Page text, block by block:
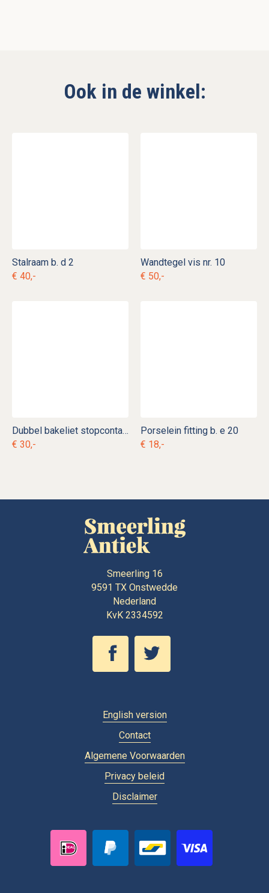
Ook in de winkel:
Stalraam b. d 2
€ 40,-
Wandtegel vis nr. 10
€ 50,-
Dubbel bakeliet stopcontact b. e 2
€ 30,-
Porselein fitting b. e 20
€ 18,-
Smeerling 16
9591 TX Onstwedde
Nederland
KvK 2334592
English version
Contact
Algemene Voorwaarden
Privacy beleid
Disclaimer